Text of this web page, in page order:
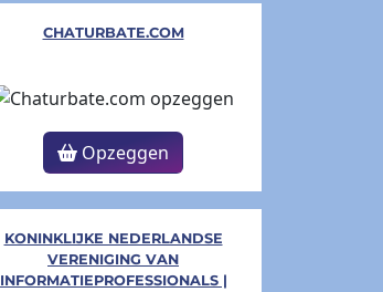
CHATURBATE.COM
Opzeggen
KONINKLIJKE NEDERLANDSE
VERENIGING VAN
INFORMATIEPROFESSIONALS |